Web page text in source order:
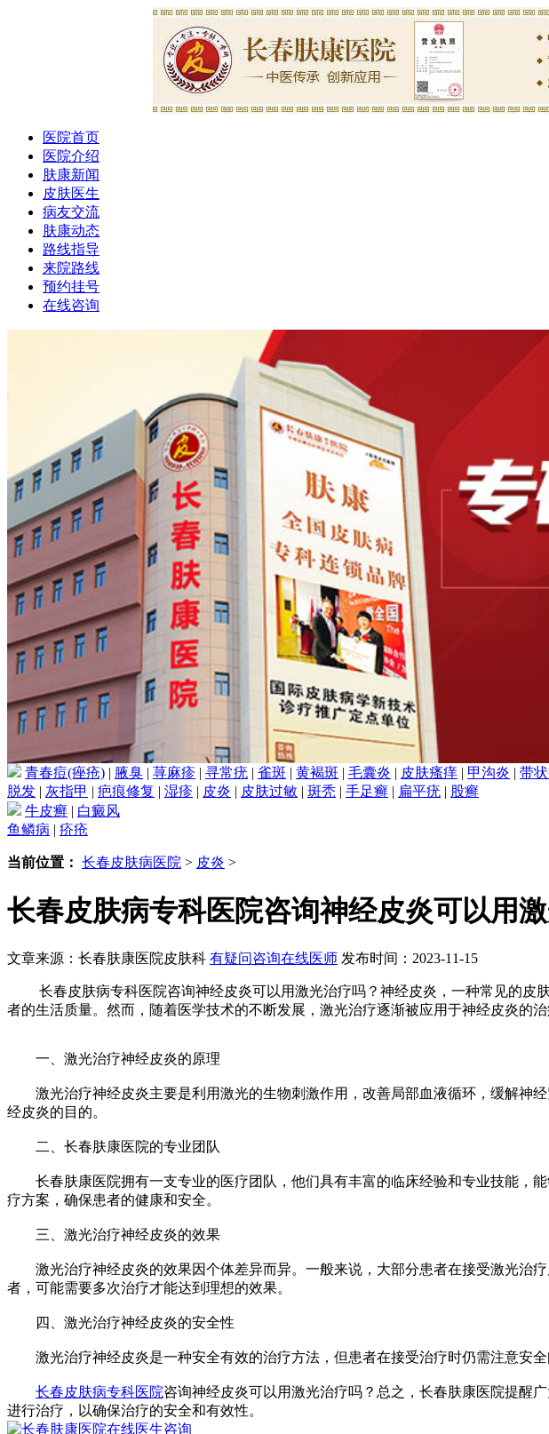
医院首页
医院介绍
肤康新闻
皮肤医生
病友交流
肤康动态
路线指导
来院路线
预约挂号
在线咨询
青春痘(痤疮) 腋臭 荨麻疹 寻常疣 雀斑 黄褐斑 毛囊炎 皮肤瘙痒 甲沟炎
带
脱发
灰指甲 疤痕修复 湿疹 皮炎 皮肤过敏 斑秃 手足癣 扁平疣
股癣
牛皮癣
白癜风
鱼鳞病
疥疮
当前位置： 长春皮肤病医院 > 皮炎 >
长春皮肤病专科医院咨询神经皮炎可以用
文章来源：长春肤康医院皮肤科 有疑问咨询在线医师 发布时间：2023-11-15
长春皮肤病专科医院咨询神经皮炎可以用激光治疗吗？神经皮炎，一种常见的皮
者的生活质量。然而，随着医学技术的不断发展，激光治疗逐渐被应用于神经皮炎的
一、激光治疗神经皮炎的原理
激光治疗神经皮炎主要是利用激光的生物刺激作用，改善局部血液循环，缓解神
经皮炎的目的。
二、长春肤康医院的专业团队
长春肤康医院拥有一支专业的医疗团队，他们具有丰富的临床经验和专业技能，
疗方案，确保患者的健康和安全。
三、激光治疗神经皮炎的效果
激光治疗神经皮炎的效果因个体差异而异。一般来说，大部分患者在接受激光治
者，可能需要多次治疗才能达到理想的效果。
四、激光治疗神经皮炎的安全性
激光治疗神经皮炎是一种安全有效的治疗方法，但患者在接受治疗时仍需注意安全
长春皮肤病专科医院咨询神经皮炎可以用激光治疗吗？总之，长春肤康医院提醒
进行治疗，以确保治疗的安全和有效性。